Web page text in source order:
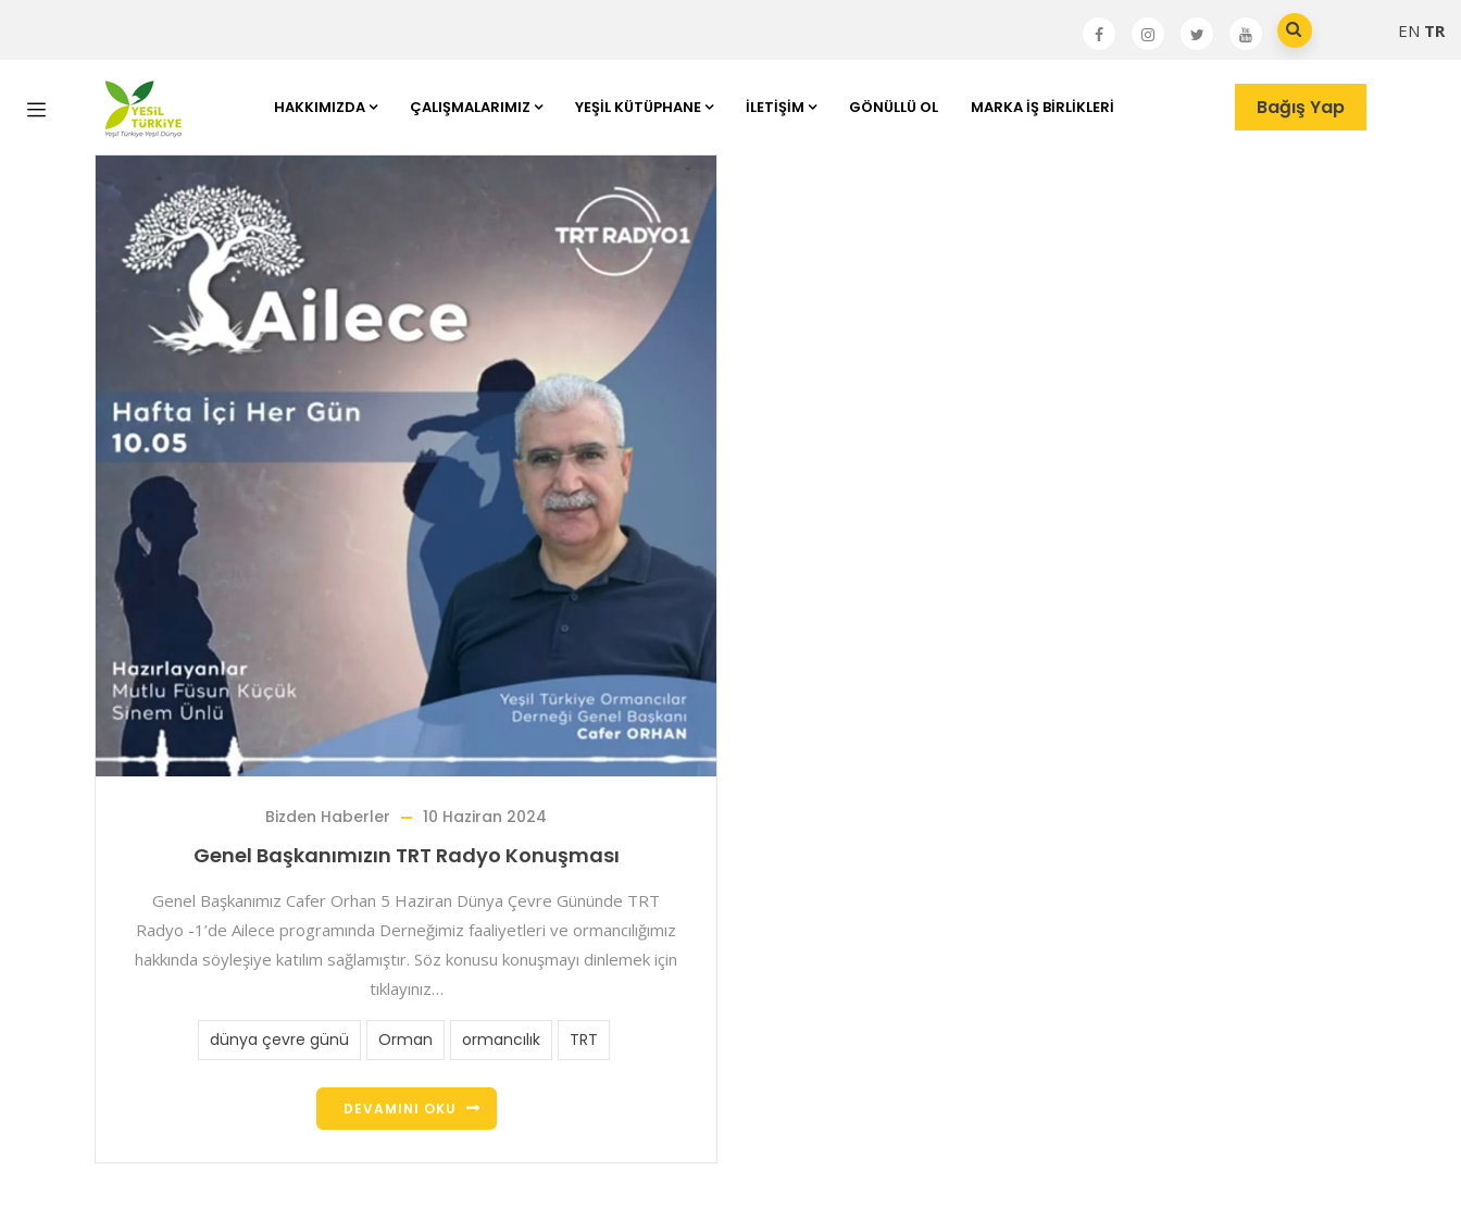
HAKKIMIZDA ÇALIŞMALARIMIZ YEŞIL KÜTÜPHANE İLETIŞIM GÖNÜLLÜ OL MARKA İŞ BIRLIKLERI Bağış Yap
Bizden Haberler 10 Haziran 2024
Genel Başkanımızın TRT Radyo Konuşması
Genel Başkanımız Cafer Orhan 5 Haziran Dünya Çevre Gününde TRT
Radyo -1’de Ailece programında Derneğimiz faaliyetleri ve ormancılığımız
hakkında söyleşiye katılım sağlamıştır. Söz konusu konuşmayı dinlemek için
tıklayınız…
dünya çevre günü Orman ormancılık TRT
DEVAMINI OKU
EN TR